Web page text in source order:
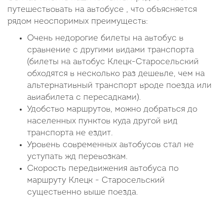
путешествовать на автобусе , что объясняется
рядом неоспоримых преимуществ:
Очень недорогие билеты на автобус в
сравнение с другими видами транспорта
(билеты на автобус Клецк-Старосельский
обходятся в несколько раз дешевле, чем на
альтернативный транспорт вроде поезда или
авиабилета с пересадками).
Удобство маршрутов, можно добраться до
населенных пунктов куда другой вид
транспорта не ездит.
Уровень современных автобусов стал не
уступать жд перевозкам.
Скорость передвижения автобуса по
маршруту Клецк - Старосельский
существенно выше поезда.